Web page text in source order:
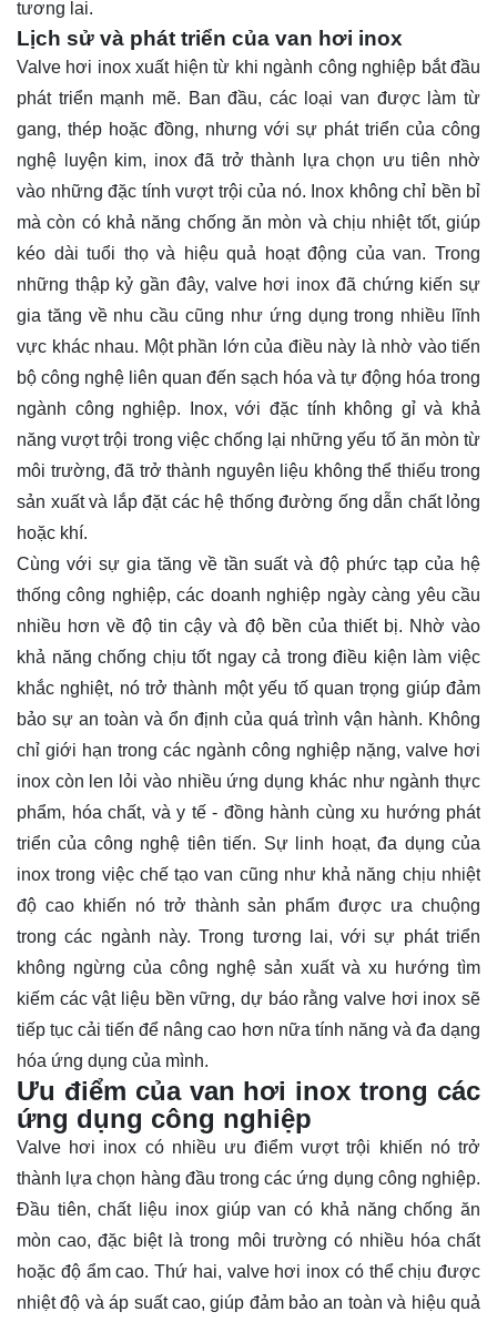
tương lai.
Lịch sử và phát triển của van hơi inox
Valve hơi inox xuất hiện từ khi ngành công nghiệp bắt đầu
phát triển mạnh mẽ. Ban đầu, các loại van được làm từ
gang, thép hoặc đồng, nhưng với sự phát triển của công
nghệ luyện kim, inox đã trở thành lựa chọn ưu tiên nhờ
vào những đặc tính vượt trội của nó. Inox không chỉ bền bỉ
mà còn có khả năng chống ăn mòn và chịu nhiệt tốt, giúp
kéo dài tuổi thọ và hiệu quả hoạt động của van. Trong
những thập kỷ gần đây, valve hơi inox đã chứng kiến sự
gia tăng về nhu cầu cũng như ứng dụng trong nhiều lĩnh
vực khác nhau. Một phần lớn của điều này là nhờ vào tiến
bộ công nghệ liên quan đến sạch hóa và tự động hóa trong
ngành công nghiệp. Inox, với đặc tính không gỉ và khả
năng vượt trội trong việc chống lại những yếu tố ăn mòn từ
môi trường, đã trở thành nguyên liệu không thể thiếu trong
sản xuất và lắp đặt các hệ thống đường ống dẫn chất lỏng
hoặc khí.
Cùng với sự gia tăng về tần suất và độ phức tạp của hệ
thống công nghiệp, các doanh nghiệp ngày càng yêu cầu
nhiều hơn về độ tin cậy và độ bền của thiết bị. Nhờ vào
khả năng chống chịu tốt ngay cả trong điều kiện làm việc
khắc nghiệt, nó trở thành một yếu tố quan trọng giúp đảm
bảo sự an toàn và ổn định của quá trình vận hành. Không
chỉ giới hạn trong các ngành công nghiệp nặng, valve hơi
inox còn len lỏi vào nhiều ứng dụng khác như ngành thực
phẩm, hóa chất, và y tế - đồng hành cùng xu hướng phát
triển của công nghệ tiên tiến. Sự linh hoạt, đa dụng của
inox trong việc chế tạo van cũng như khả năng chịu nhiệt
độ cao khiến nó trở thành sản phẩm được ưa chuộng
trong các ngành này. Trong tương lai, với sự phát triển
không ngừng của công nghệ sản xuất và xu hướng tìm
kiếm các vật liệu bền vững, dự báo rằng valve hơi inox sẽ
tiếp tục cải tiến để nâng cao hơn nữa tính năng và đa dạng
hóa ứng dụng của mình.
Ưu điểm của van hơi inox trong các
ứng dụng công nghiệp
Valve hơi inox có nhiều ưu điểm vượt trội khiến nó trở
thành lựa chọn hàng đầu trong các ứng dụng công nghiệp.
Đầu tiên, chất liệu inox giúp van có khả năng chống ăn
mòn cao, đặc biệt là trong môi trường có nhiều hóa chất
hoặc độ ẩm cao. Thứ hai, valve hơi inox có thể chịu được
nhiệt độ và áp suất cao, giúp đảm bảo an toàn và hiệu quả